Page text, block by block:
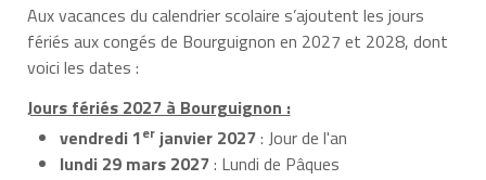
Aux vacances du calendrier scolaire s’ajoutent les jours
fériés aux congés de Bourguignon en 2027 et 2028, dont
voici les dates :
Jours fériés 2027 à Bourguignon :
vendredi 1er janvier 2027: Jour de l'an
lundi 29 mars 2027: Lundi de Pâques